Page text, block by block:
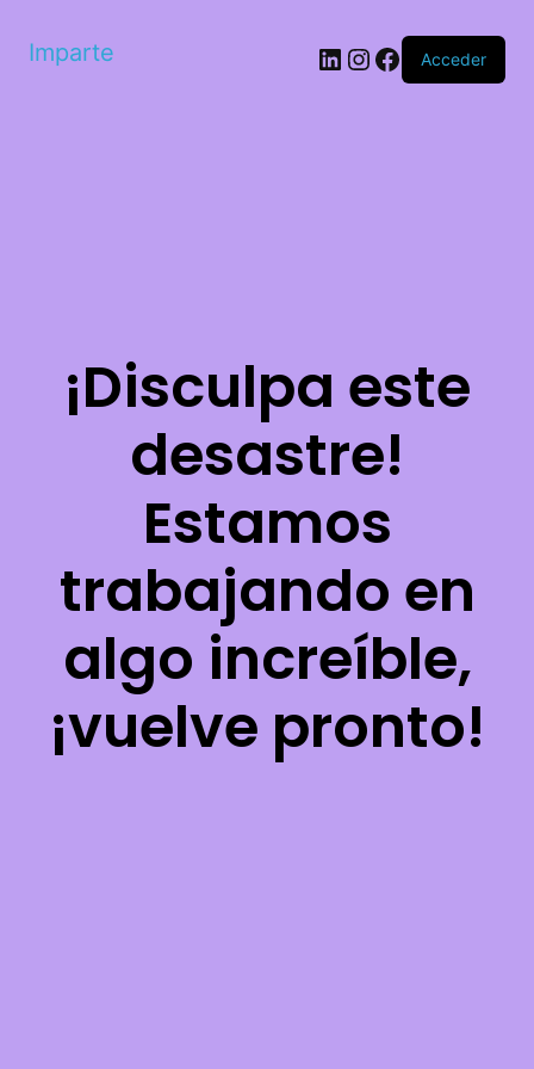
Imparte LinkedIn
Instagram
Facebook
Acceder
¡Disculpa este
desastre!
Estamos
trabajando en
algo increíble,
¡vuelve pronto!